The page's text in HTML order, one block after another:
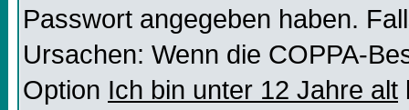
Passwort angegeben haben.
Ursachen: Wenn die COPPA-
Option Ich bin unter 12 Jahre alt